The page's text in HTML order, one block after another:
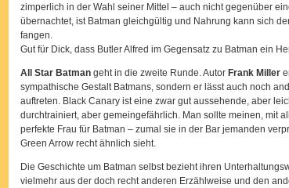
zimperlich in der Wahl seiner Mittel – auch nicht gegenüber
übernachtet, ist Batman gleichgültig und Nahrung kann sich
fangen.
Gut für Dick, dass Butler Alfred im Gegensatz zu Batman ein
All Star Batman geht in die zweite Runde. Autor Frank Miller
sympathische Gestalt Batmans, sondern er lässt auch noch
auftreten. Black Canary ist eine zwar gut aussehende, aber
durchtrainiert, aber gemeingefährlich. Man sollte meinen, mit
perfekte Frau für Batman – zumal sie in der Bar jemanden
Green Arrow recht ähnlich sieht.
Die Geschichte um Batman selbst bezieht ihren
vielmehr aus der doch recht anderen Erzählweise und den